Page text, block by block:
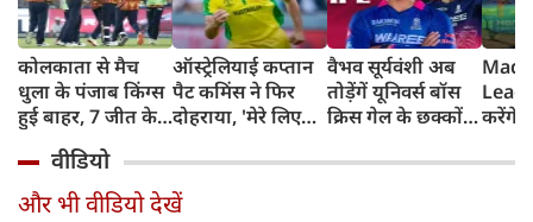
कोलकाता से मैच
धुला के पंजाब किंग्स
हुई बाहर, 7 जीत के
ऑस्ट्रेलियाई कप्तान
पैट कमिंस ने फिर
दोहराया, 'मेरे लिए
वैभव सूर्यवंशी अब
तोड़ेंगें यूनिवर्स बॉस
क्रिस गेल के छक्कों
करेंगे
टीम में
वीडियो
और भी वीडियो देखें